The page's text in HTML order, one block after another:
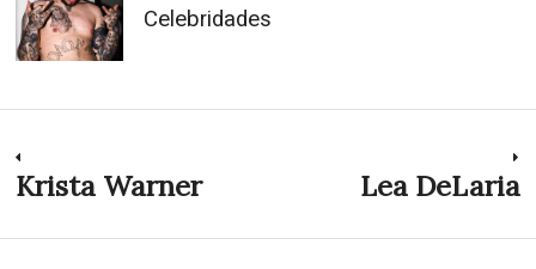
Celebridades
Navegação
de
Previous
Krista Warner Lea DeLaria